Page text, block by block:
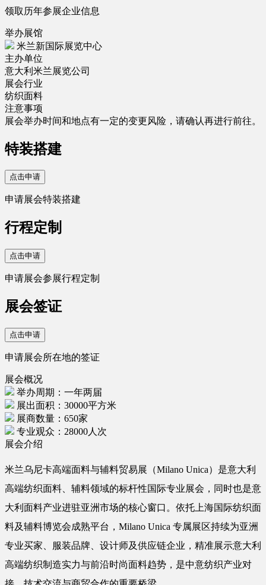
领取历年参展企业信息
举办展馆
米兰新国际展览中心
主办单位
意大利米兰展览公司
展会行业
纺织面料
注意事项
展会举办时间和地点有一定的变更风险，请确认再进行前往。
特装搭建
点击申请
申请展会特装搭建
行程定制
点击申请
申请展会参展行程定制
展会签证
点击申请
申请展会所在地的签证
展会概况
举办周期：一年两届
展出面积：30000平方米
展商数量：650家
专业观众：28000人次
展会介绍
米兰乌尼卡高端面料与辅料贸易展（Milano Unica）是意大利
高端纺织面料、辅料领域的标杆性国际专业展会，同时也是意
大利面料产业进驻亚洲市场的核心窗口。依托上海国际纺织面
料及辅料博览会成熟平台，Milano Unica 专属展区持续为亚洲
专业买家、服装品牌、设计师及供应链企业，精准展示意大利
高端纺织制造实力与前沿时尚面料趋势，是中意纺织产业对